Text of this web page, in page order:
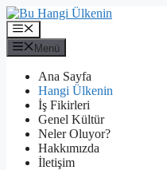
İçeriğe
atla
Menü
Menü
Ana Sayfa
Hangi Ülkenin
İş Fikirleri
Genel Kültür
Neler Oluyor?
Hakkımızda
İletişim